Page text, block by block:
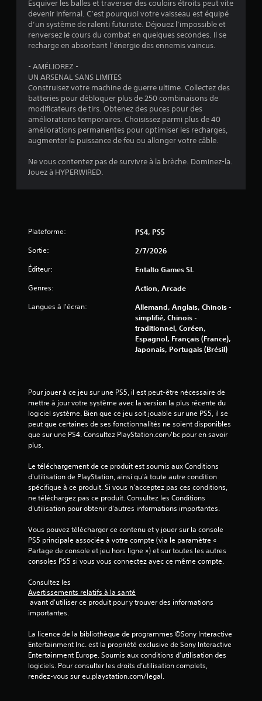
(
7
v
Esquiver les balles et traverser des couloirs étroits peut vite
devenir infernal. C’est pourquoi votre vaisseau est équipé
d’un système de ralenti futuriste. Déjouez l’impossible et
renversez le cours du combat en quelques secondes. Il se
recharge en absorbant l’énergie des ennemis vaincus.
- AMÉLIOREZ -
UN ARSENAL SANS LIMITES
Construisez votre machine de guerre ultime. Collectez des
batteries pour débloquer plus de 250 combinaisons de
modificateurs de tirs. Obtenez des puces pour des
améliorations temporaires. Choisissez parmi plus de 40
améliorations permanentes pour optimiser les recharges,
augmenter la puissance de feu ou allonger votre câble.
Ne vous contentez pas de survivre à la brèche. Dominez-la.
Jouez à HYPERWIRED.
Plateforme: PS4, PS5
Sortie: 2/7/2026
Éditeur: Entalto Games SL
Genres: Action, Arcade
Langues à l'écran:
Allemand, Anglais, Chinois -
simplifié, Chinois -
traditionnel, Coréen,
Espagnol, Français (France),
Japonais, Portugais (Brésil)
Pour jouer à ce jeu sur une PS5, il est peut-être nécessaire de
mettre à jour votre système avec la version la plus récente du
logiciel système. Bien que ce jeu soit jouable sur une PS5, il se
peut que certaines de ses fonctionnalités ne soient disponibles
que sur une PS4. Consultez PlayStation.com/bc pour en savoir
plus.
Le téléchargement de ce produit est soumis aux Conditions
d'utilisation de PlayStation, ainsi qu'à toute autre condition
spécifique à ce produit. Si vous n'acceptez pas ces conditions,
ne téléchargez pas ce produit. Consultez les Conditions
d'utilisation pour obtenir d'autres informations importantes.
Vous pouvez télécharger ce contenu et y jouer sur la console
PS5 principale associée à votre compte (via le paramètre «
Partage de console et jeu hors ligne ») et sur toutes les autres
consoles PS5 si vous vous connectez avec ce même compte.
Consultez les
Avertissements relatifs à la santé
importantes.
La licence de la bibliothèque de programmes ©Sony Interactive
Entertainment Inc. est la propriété exclusive de Sony Interactive
Entertainment Europe. Soumis aux conditions d’utilisation des
logiciels. Pour consulter les droits d’utilisation complets,
rendez-vous sur eu.playstation.com/legal.